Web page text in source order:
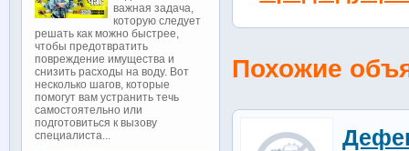
Похожие
важная задача,
которую следует
решать как можно быстрее,
чтобы предотвратить
повреждение имущества и
снизить расходы на воду. Вот
несколько шагов, которые
помогут вам устранить течь
самостоятельно или
подготовиться к вызову
специалиста...